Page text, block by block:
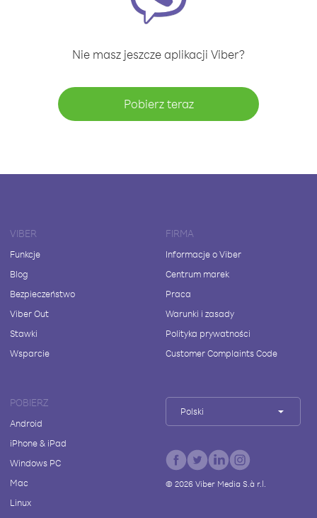
Nie masz jeszcze aplikacji Viber?
Pobierz teraz
VIBER
Funkcje
Blog
Bezpieczeństwo
Viber Out
Stawki
Wsparcie
FIRMA
Informacje o Viber
Centrum marek
Praca
Warunki i zasady
Polityka prywatności
Customer Complaints Code
POBIERZ
Android
iPhone & iPad
Windows PC
Mac
Linux
Polski
© 2026Viber Media S.à r.l.